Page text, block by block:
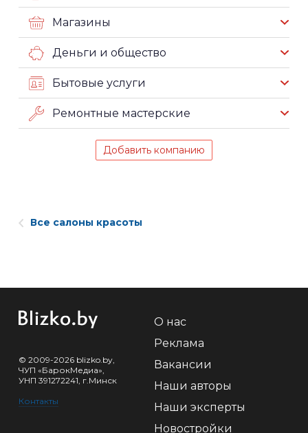
Магазины
Деньги и общество
Бытовые услуги
Ремонтные мастерские
Добавить компанию
Все салоны красоты
© 2009-2026 blizko.by,
ЧУП «БарокМедиа»,
УНП 391272241, г.Минск
Контакты
О нас
Реклама
Вакансии
Наши авторы
Наши эксперты
Новостройки